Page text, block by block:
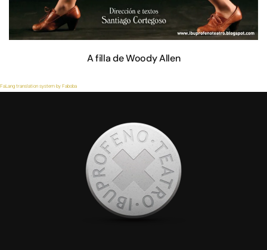
A filla de Woody Allen
FaLang translation system by Faboba